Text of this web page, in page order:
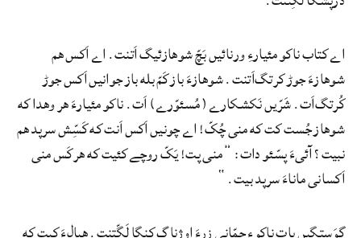
اے کتاب ناکو مئیارءِ ورنائیں بَچّ شوهازئیگ اَتنت. اے اَکس هم
شوهازءَ جوڑ کرتگ‌اَتنت. شوهازءَ باز کَمّ بله باز جوانیں اَکس جوڑ
کُرتگ‌اَت. شَرّیں نَکشکارے (مُسئوّرے) اَت. ناکو مئیارءَ هر وهدا که
شوهاز جُست کت که منی چُکّ! اے چونیں اَکس اَنت که کَسِّش سرپد هم
نبیت؟ آئیءَ پسّئو دات: ”منی پت! یَکّ روچے کئیت که هرکَس منی
اَکسانی ماناءَ سرپد بیت.“
گوَستگیں یات ناکوءِ چمّانی زِرءَ اوژناگ کنگا لَگِّتنت. هیالءَ کپت که